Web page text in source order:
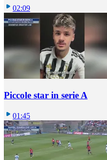
02:09
Piccole star in serie A
01:45